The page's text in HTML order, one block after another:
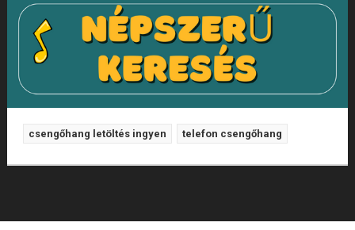
csengőhang letöltés ingyen telefon csengőhang